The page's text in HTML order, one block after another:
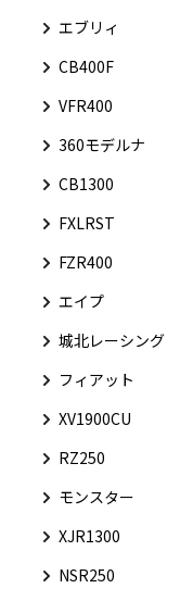
エブリィ
CB400F
VFR400
360モデルナ
CB1300
FXLRST
FZR400
エイプ
城北レーシング
フィアット
XV1900CU
RZ250
モンスター
XJR1300
NSR250